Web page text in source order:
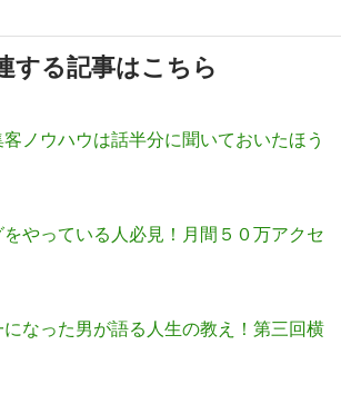
する記事はこちら
客ノウハウは話半分に聞いておいたほう
か？
をやっている人必見！月間５０万アクセ
ミナー
なった男が語る人生の教え！第三回横